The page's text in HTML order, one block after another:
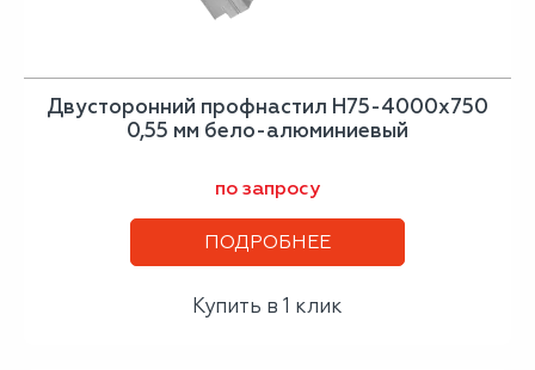
Двусторонний профнастил Н75-4000х750
0,55 мм бело-алюминиевый
по запросу
ПОДРОБНЕЕ
Купить в 1 клик